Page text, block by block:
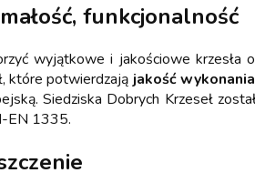
funkcjonalność
wyjątkowe i jakościowe krzesła
które potwierdzają jakość wykonania
Siedziska Dobrych Krzeseł
EN 1335.